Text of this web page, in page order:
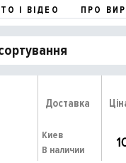
І ВІДЕО
ПРО
Доставка
Киев
В наличии